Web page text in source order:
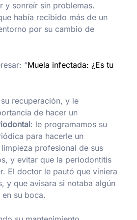
y sonreír sin problemas.
había recibido más de un
por su cambio de
“Muela infectada: ¿Es tu
recuperación, y le
de hacer un
: le programamos su
para hacerle un
profesional de sus
y evitar que la periodontitis
El doctor le pautó que viniera
y que avisara si notaba algún
su boca.